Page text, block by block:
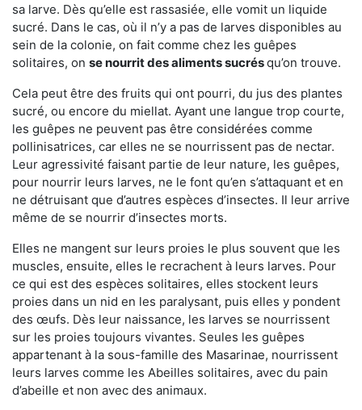
sa larve. Dès qu’elle est rassasiée, elle vomit un liquide
sucré. Dans le cas, où il n’y a pas de larves disponibles au
sein de la colonie, on fait comme chez les guêpes
solitaires, on se nourrit des aliments sucrésqu’on trouve.
Cela peut être des fruits qui ont pourri, du jus des plantes
sucré, ou encore du miellat. Ayant une langue trop courte,
les guêpes ne peuvent pas être considérées comme
pollinisatrices, car elles ne se nourrissent pas de nectar.
Leur agressivité faisant partie de leur nature, les guêpes,
pour nourrir leurs larves, ne le font qu’en s’attaquant et en
ne détruisant que d’autres espèces d’insectes. Il leur arrive
même de se nourrir d’insectes morts.
Elles ne mangent sur leurs proies le plus souvent que les
muscles, ensuite, elles le recrachent à leurs larves. Pour
ce qui est des espèces solitaires, elles stockent leurs
proies dans un nid en les paralysant, puis elles y pondent
des œufs. Dès leur naissance, les larves se nourrissent
sur les proies toujours vivantes. Seules les guêpes
appartenant à la sous-famille des Masarinae, nourrissent
leurs larves comme les Abeilles solitaires, avec du pain
d’abeille et non avec des animaux.